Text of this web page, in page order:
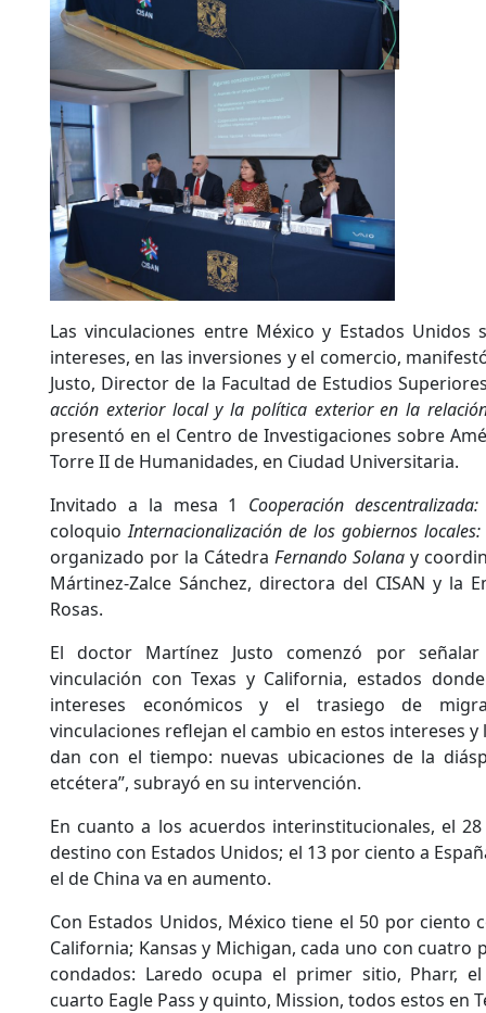
Las vinculaciones entre México y Estados
intereses, en las inversiones y el comercio,
Justo, Director de la Facultad de Estudios
acción exterior local y la política exterior en la
presentó en el Centro de Investigaciones sobre
Torre II de Humanidades, en Ciudad Universitaria.
Invitado a la mesa 1 Cooperación
coloquioInternacionalización de los gobiernos
organizado por la Cátedra Fernando Solana y
Mártinez-Zalce Sánchez, directora del CISAN y la
Rosas.
El doctor Martínez Justo comenzó por
vinculación con Texas y California, estados
intereses económicos y el trasiego de
vinculaciones reflejan el cambio en estos intereses
dan con el tiempo: nuevas ubicaciones de la
etcétera”, subrayó en su intervención.
En cuanto a los acuerdos interinstitucionales, el
destino con Estados Unidos; el 13 por ciento a
el de China va en aumento.
Con Estados Unidos, México tiene el 50 por ciento
California; Kansas y Michigan, cada uno con cuatro
condados: Laredo ocupa el primer sitio, Pharr,
cuarto Eagle Pass y quinto, Mission, todos estos en